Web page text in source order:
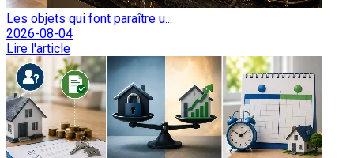
Les objets qui font paraître u...
2026-08-04
Lire l'article